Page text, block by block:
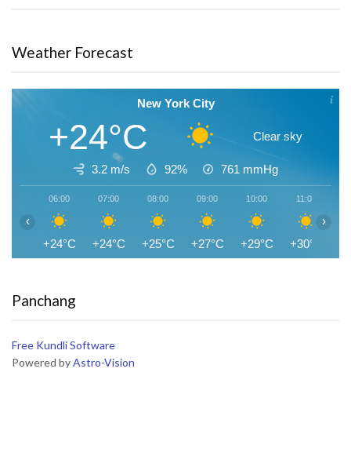
Weather Forecast
New York City
+24°C Clear sky
3.2 m/s 92% 761 mmHg
06:00
+24°C
07:00
+24°C
08:00
+25°C
09:00
+27°C
10:00
+29°C
11:00
+30°C
‹ ›
Panchang
Free Kundli Software
Powered byAstro-Vision